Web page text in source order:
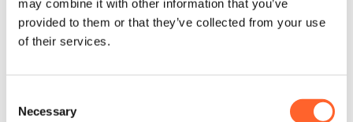
may combine it with other information that you’ve
provided to them or that they’ve collected from your use
of their services.
Selection
Necessary